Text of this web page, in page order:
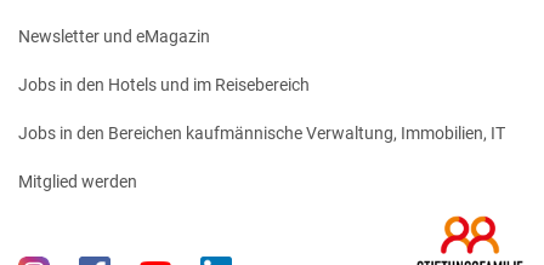
Newsletter und eMagazin
Jobs in den Hotels und im Reisebereich
Jobs in den Bereichen kaufmännische Verwaltung, Immobilien, IT
Mitglied werden